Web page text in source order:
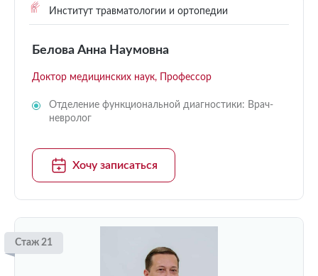
Институт травматологии и ортопедии
Белова Анна Наумовна
Доктор медицинских наук, Профессор
Отделение функциональной диагностики: Врач-
невролог
Хочу записаться
Стаж 21